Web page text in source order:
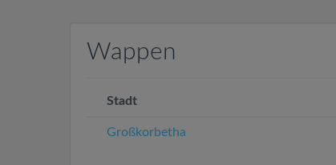
Wappen
Stadt
Großkorbetha